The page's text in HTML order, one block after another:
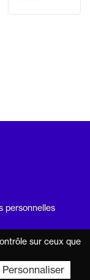
personnelles
sur ceux que
Personnaliser